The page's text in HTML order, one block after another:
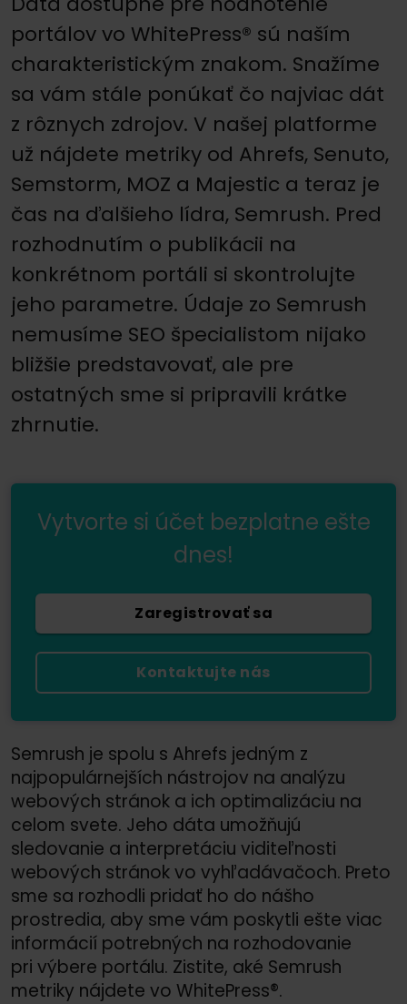
portálov vo WhitePress® sú naším
charakteristickým znakom. Snažíme
sa vám stále ponúkať čo najviac dát
z rôznych zdrojov. V našej platforme
už nájdete metriky od Ahrefs, Senuto,
Semstorm, MOZ a Majestic a teraz je
čas na ďalšieho lídra, Semrush. Pred
rozhodnutím o publikácii na
konkrétnom portáli si skontrolujte
jeho parametre. Údaje zo Semrush
nemusíme SEO špecialistom nijako
bližšie predstavovať, ale pre
ostatných sme si pripravili krátke
zhrnutie.
Vytvorte si účet bezplatne ešte
dnes!
Zaregistrovať sa
Kontaktujte nás
Semrush je spolu s Ahrefs jedným z
najpopulárnejších nástrojov na analýzu
webových stránok a ich optimalizáciu na
celom svete. Jeho dáta umožňujú
sledovanie a interpretáciu viditeľnosti
webových stránok vo vyhľadávačoch. Preto
sme sa rozhodli pridať ho do nášho
prostredia, aby sme vám poskytli ešte viac
informácií potrebných na rozhodovanie
pri výbere portálu. Zistite, aké Semrush
metriky nájdete vo WhitePress®.